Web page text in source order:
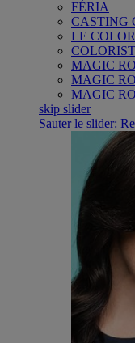
FÉRIA
CASTING
LE
MAGIC
MAGIC
MAGIC
skip slider
Sauter le slider: